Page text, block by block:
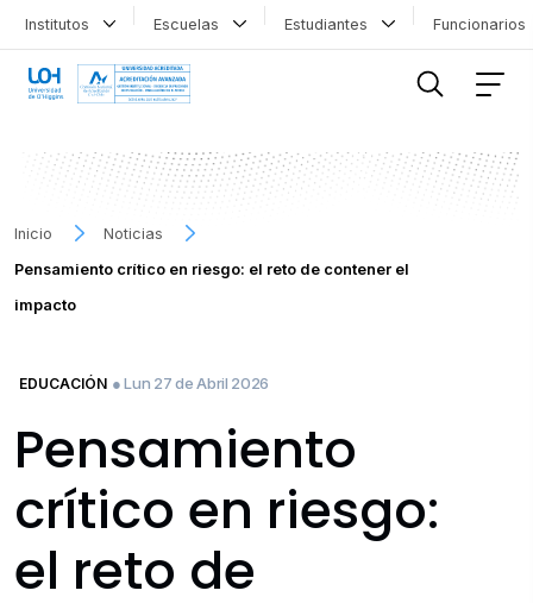
Institutos Escuelas Estudiantes
Inicio
Noticias
Pensamiento crítico en riesgo: el reto de contener el
impacto
EDUCACIÓN ● Lun 27 de Abril 2026
Pensamiento
crítico en riesgo:
el reto de